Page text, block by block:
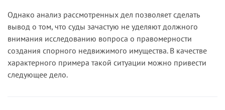
участок под указанные цели истцу не выделялся.
По смыслу статьи 222 ГК РФ право
собственности на самовольно возведенный
объект недвижимости может быть признано
только при предоставлении истцом документов,
С апелляционной жалобой обратилось общество
с ограниченной ответственностью, которое
полагало, что принятый судебный акт касается
его прав и обязанностей. Жалоба была
возвращена ее подателю.
Отменяя определение апелляционного суда о
Однако анализ рассмотренных дел позволяет сделать
вывод о том, что суды зачастую не уделяют должного
внимания исследованию вопроса о правомерности
создания спорного недвижимого имущества. В качестве
характерного примера такой ситуации можно привести
следующее дело.